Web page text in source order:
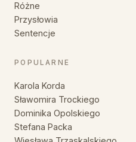
Różne
Przysłowia
Sentencje
POPULARNE
Karola Korda
Sławomira Trockiego
Dominika Opolskiego
Stefana Packa